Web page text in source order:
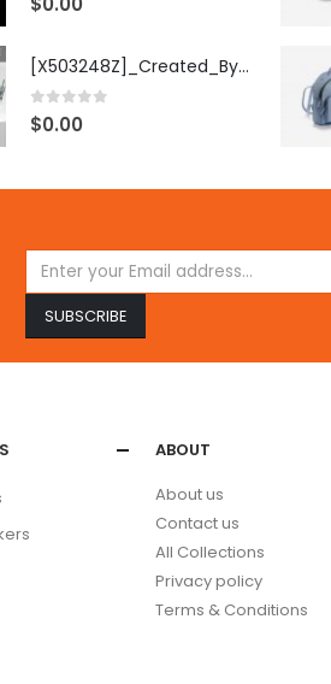
[X503248Z]_Created_By_FB
0 out of 5
$0.00
ABOUT
About us
Contact us
All Collections
Privacy policy
Terms & Conditions